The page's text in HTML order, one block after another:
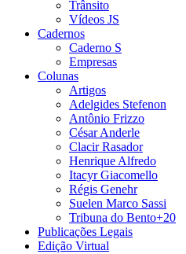
Trânsito
Vídeos JS
Cadernos
Caderno S
Empresas
Colunas
Artigos
Adelgides Stefenon
Antônio Frizzo
César Anderle
Clacir Rasador
Henrique Alfredo
Itacyr Giacomello
Régis Genehr
Suelen Marco Sassi
Tribuna do Bento+20
Publicações Legais
Edição Virtual